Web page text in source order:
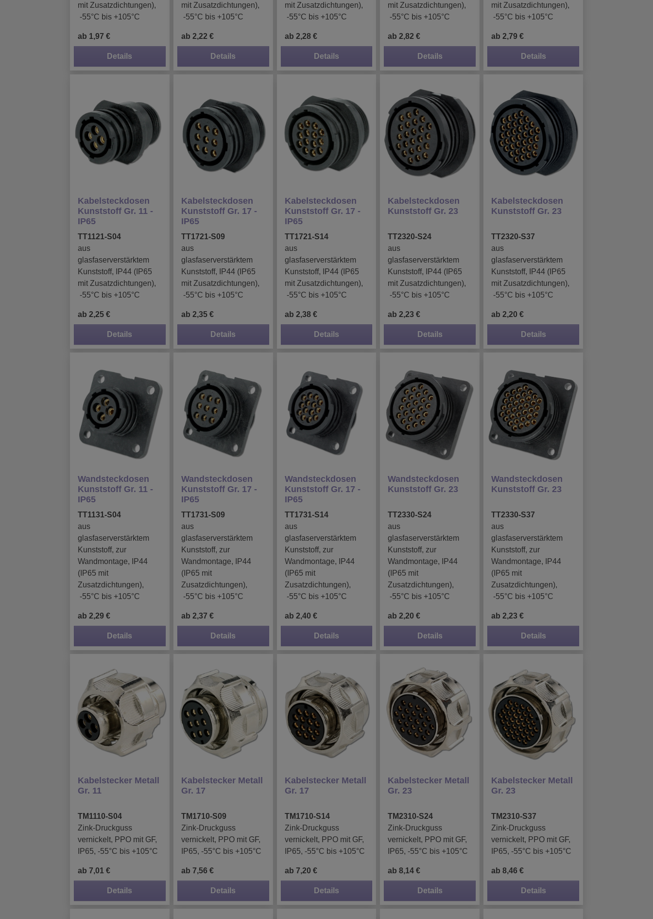
mit Zusatzdichtungen),
-55°C bis +105°C
ab 1,97 €
Details
mit Zusatzdichtungen),
-55°C bis +105°C
ab 2,22 €
Details
mit Zusatzdichtungen),
-55°C bis +105°C
ab 2,28 €
Details
mit Zusatzdichtungen),
-55°C bis +105°C
ab 2,82 €
Details
mit Zusatzdichtungen),
-55°C bis +105°C
ab 2,79 €
Details
Kabelsteckdosen
Kunststoff Gr. 11 -
IP65
TT1121-S04
aus
glasfaserverstärktem
Kunststoff, IP44 (IP65
mit Zusatzdichtungen),
-55°C bis +105°C
ab 2,25 €
Details
Kabelsteckdosen
Kunststoff Gr. 17 -
IP65
TT1721-S09
aus
glasfaserverstärktem
Kunststoff, IP44 (IP65
mit Zusatzdichtungen),
-55°C bis +105°C
ab 2,35 €
Details
Kabelsteckdosen
Kunststoff Gr. 17 -
IP65
TT1721-S14
aus
glasfaserverstärktem
Kunststoff, IP44 (IP65
mit Zusatzdichtungen),
-55°C bis +105°C
ab 2,38 €
Details
Kabelsteckdosen
Kunststoff Gr. 23
TT2320-S24
aus
glasfaserverstärktem
Kunststoff, IP44 (IP65
mit Zusatzdichtungen),
-55°C bis +105°C
ab 2,23 €
Details
Kabelsteckdosen
Kunststoff Gr. 23
TT2320-S37
aus
glasfaserverstärktem
Kunststoff, IP44 (IP65
mit Zusatzdichtungen),
-55°C bis +105°C
ab 2,20 €
Details
Wandsteckdosen
Kunststoff Gr. 11 -
IP65
TT1131-S04
aus
glasfaserverstärktem
Kunststoff, zur
Wandmontage, IP44
(IP65 mit
Zusatzdichtungen),
-55°C bis +105°C
ab 2,29 €
Details
Wandsteckdosen
Kunststoff Gr. 17 -
IP65
TT1731-S09
aus
glasfaserverstärktem
Kunststoff, zur
Wandmontage, IP44
(IP65 mit
Zusatzdichtungen),
-55°C bis +105°C
ab 2,37 €
Details
Wandsteckdosen
Kunststoff Gr. 17 -
IP65
TT1731-S14
aus
glasfaserverstärktem
Kunststoff, zur
Wandmontage, IP44
(IP65 mit
Zusatzdichtungen),
-55°C bis +105°C
ab 2,40 €
Details
Wandsteckdosen
Kunststoff Gr. 23
TT2330-S24
aus
glasfaserverstärktem
Kunststoff, zur
Wandmontage, IP44
(IP65 mit
Zusatzdichtungen),
-55°C bis +105°C
ab 2,20 €
Details
Wandsteckdosen
Kunststoff Gr. 23
TT2330-S37
aus
glasfaserverstärktem
Kunststoff, zur
Wandmontage, IP44
(IP65 mit
Zusatzdichtungen),
-55°C bis +105°C
ab 2,23 €
Details
Kabelstecker Metall
Gr. 11
TM1110-S04
Zink-Druckguss
vernickelt, PPO mit GF,
IP65, -55°C bis +105°C
ab 7,01 €
Details
Kabelstecker Metall
Gr. 17
TM1710-S09
Zink-Druckguss
vernickelt, PPO mit GF,
IP65, -55°C bis +105°C
ab 7,56 €
Details
Kabelstecker Metall
Gr. 17
TM1710-S14
Zink-Druckguss
vernickelt, PPO mit GF,
IP65, -55°C bis +105°C
ab 7,20 €
Details
Kabelstecker Metall
Gr. 23
TM2310-S24
Zink-Druckguss
vernickelt, PPO mit GF,
IP65, -55°C bis +105°C
ab 8,14 €
Details
Kabelstecker Metall
Gr. 23
TM2310-S37
Zink-Druckguss
vernickelt, PPO mit GF,
IP65, -55°C bis +105°C
ab 8,46 €
Details